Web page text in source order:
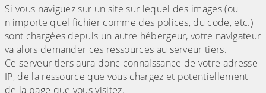
Si vous naviguez sur un site sur lequel des images (ou
n'importe quel fichier comme des polices, du code, etc.)
sont chargées depuis un autre hébergeur, votre navigateur
va alors demander ces ressources au serveur tiers.
Ce serveur tiers aura donc connaissance de votre adresse
IP, de la ressource que vous chargez et potentiellement
de la page que vous visitez.